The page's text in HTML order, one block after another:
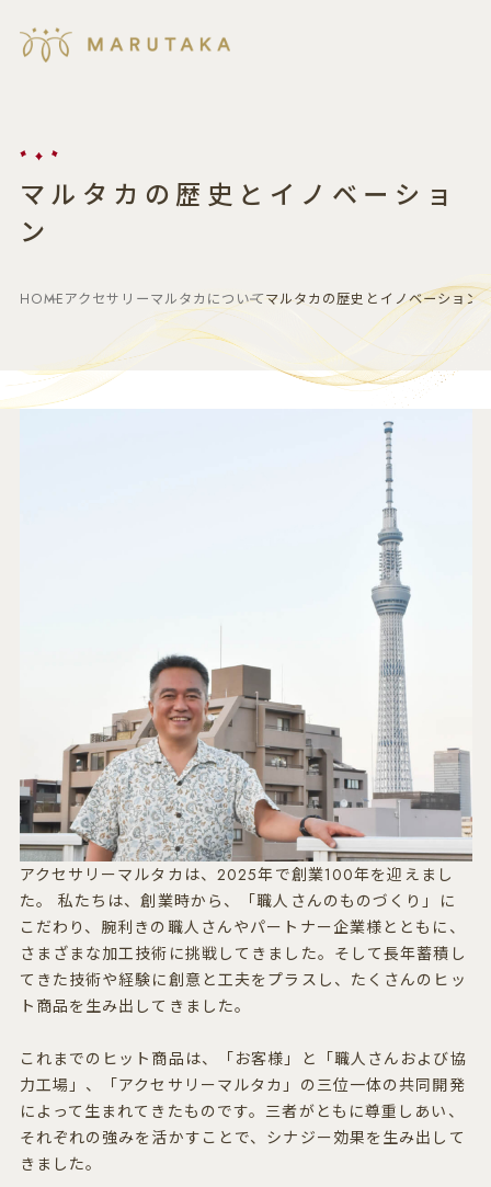
マルタカの歴史とイノベーショ
ン
HOMEアクセサリーマルタカについてマルタカの歴史とイノベーション
アクセサリーマルタカは、2025年で創業100年を迎えまし
た。 私たちは、創業時から、「職人さんのものづくり」に
こだわり、腕利きの職人さんやパートナー企業様とともに、
さまざまな加工技術に挑戦してきました。そして長年蓄積し
てきた技術や経験に創意と工夫をプラスし、たくさんのヒッ
ト商品を生み出してきました。
これまでのヒット商品は、「お客様」と「職人さんおよび協
力工場」、「アクセサリーマルタカ」の三位一体の共同開発
によって生まれてきたものです。三者がともに尊重しあい、
それぞれの強みを活かすことで、シナジー効果を生み出して
きました。